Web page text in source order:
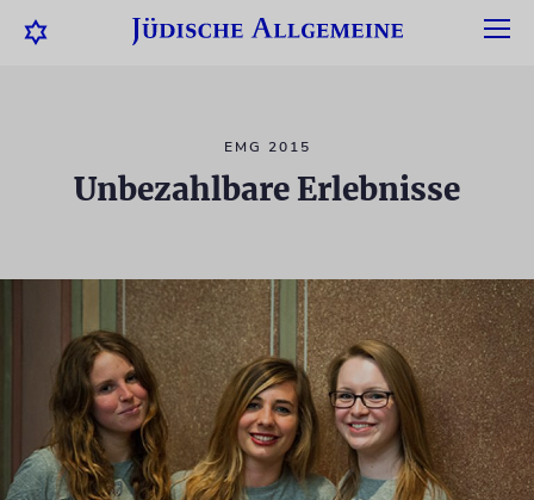
EMG 2015
Unbezahlbare Erlebnisse